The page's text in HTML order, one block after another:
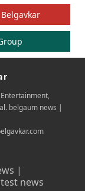
Entertainment,
belgaum news |
belgavkar.com
|
news